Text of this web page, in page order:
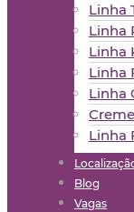
Linha
Linha
Linha
Linha
Linha
Linha
Blog
Vagas